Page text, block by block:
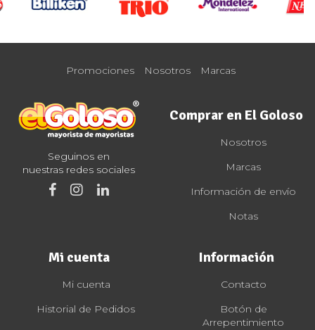
Promociones Nosotros Marcas
Seguinos en
nuestras redes sociales
Comprar en El Goloso
Nosotros
Marcas
Información de envío
Notas
Mi cuenta
Mi cuenta
Historial de Pedidos
Información
Contacto
Botón de
Arrepentimiento